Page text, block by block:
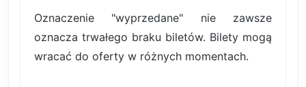
Oznaczenie "wyprzedane" nie zawsze
oznacza trwałego braku biletów. Bilety mogą
wracać do oferty w różnych momentach.